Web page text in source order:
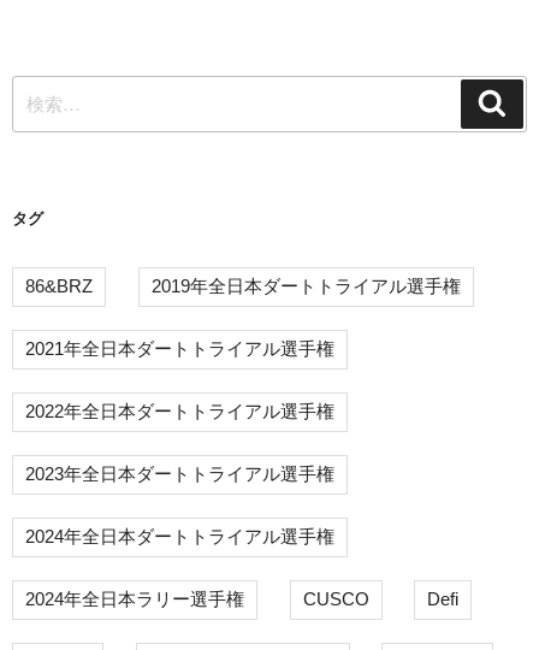
シ
ョ
索:
タグ
86&BRZ 2019年全日本ダートトライアル選手権
2021年全日本ダートトライアル選手権
2022年全日本ダートトライアル選手権
2023年全日本ダートトライアル選手権
2024年全日本ダートトライアル選手権
2024年全日本ラリー選手権 CUSCO Defi